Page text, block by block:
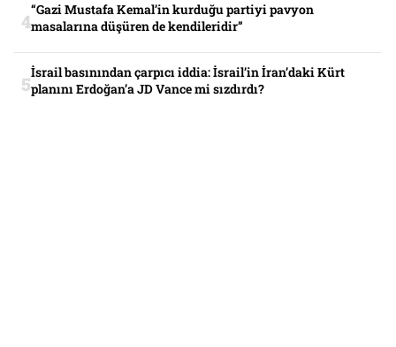
“Gazi Mustafa Kemal’in kurduğu partiyi pavyon
masalarına düşüren de kendileridir”
İsrail basınından çarpıcı iddia: İsrail’in İran’daki Kürt
planını Erdoğan’a JD Vance mi sızdırdı?